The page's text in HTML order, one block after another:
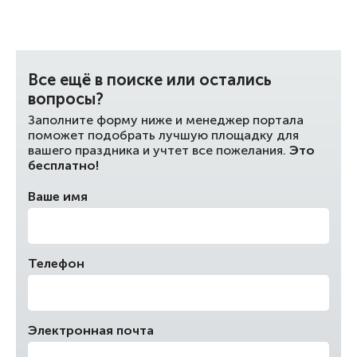
Все ещё в поиске или остались
вопросы?
Заполните форму ниже и менеджер портала
поможет подобрать лучшую площадку для
вашего праздника и учтет все пожелания. Это
бесплатно!
Ваше имя
Телефон
Электронная почта